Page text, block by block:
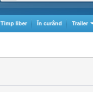
Timp liber În curând Trailer